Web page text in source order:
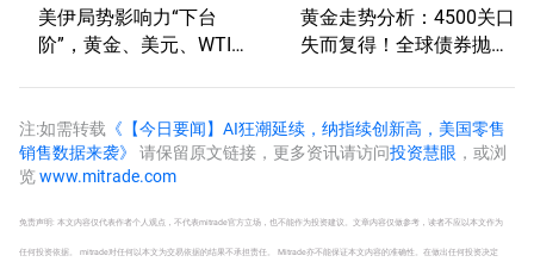
美伊局势影响力“下台
阶”，黄金、美元、WTI原
黄金走势分析：4500关口
失而复得！全球债券抛售
注:如需转载 《【今日要闻】AI狂潮延续，纳指续创新高，美国零售
销售数据来袭》 请保留原文链接，更多资讯请访问投资慧眼 ，或浏
览www.mitrade.com
免责声明: 本文内容仅代表作者个人观点，不代表mitrade官方立场，也不能作为投资建议。文章内容仅做参考，读者不应以本文作为
任何投资依据。 mitrade对任何以本文为交易依据的结果不承担责任。 Mitrade亦不能保证本文内容的准确性。在做出任何投资决定